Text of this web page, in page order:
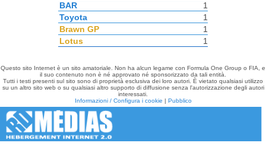
BAR
1
Toyota
1
Brawn GP
1
Lotus
1
Questo sito Internet è un sito amatoriale. Non ha alcun legame con Formula One Group o FIA, e
il suo contenuto non è né approvato né sponsorizzato da tali entità.
Tutti i testi presenti sul sito sono di proprietà esclusiva dei loro autori. È vietato qualsiasi utilizzo
su un altro sito web o su qualsiasi altro supporto di diffusione senza l'autorizzazione degli autori
interessati.
Informazioni / Configura i cookie | Pubblico